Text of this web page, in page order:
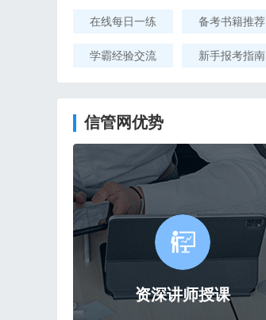
在线每日一练 备考书籍推荐
学霸经验交流 新手报考指南
信管网优势
资深讲师授课